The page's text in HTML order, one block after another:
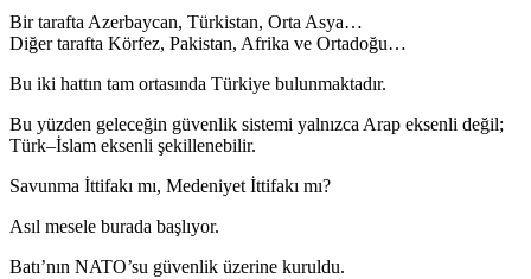
Bir tarafta Azerbaycan, Türkistan, Orta Asya…
Diğer tarafta Körfez, Pakistan, Afrika ve Ortadoğu…
Bu iki hattın tam ortasında Türkiye bulunmaktadır.
Bu yüzden geleceğin güvenlik sistemi yalnızca Arap eksenli değil;
Türk–İslam eksenli şekillenebilir.
Savunma İttifakı mı, Medeniyet İttifakı mı?
Asıl mesele burada başlıyor.
Batı’nın NATO’su güvenlik üzerine kuruldu.